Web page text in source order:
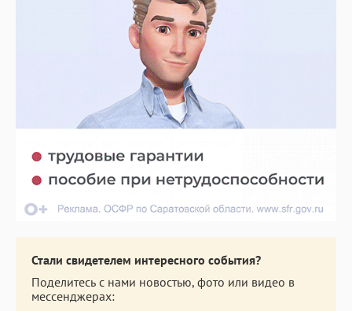
Стали свидетелем интересного события?
Поделитесь с нами новостью, фото или видео в
мессенджерах: